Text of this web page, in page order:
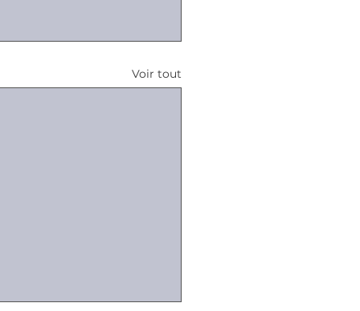
Voir tout